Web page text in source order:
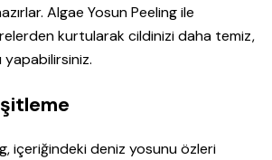
Algae Yosun Peeling ile
kurtularak cildinizi daha temiz,
yapabilirsiniz.
içeriğindeki deniz yosunu özleri